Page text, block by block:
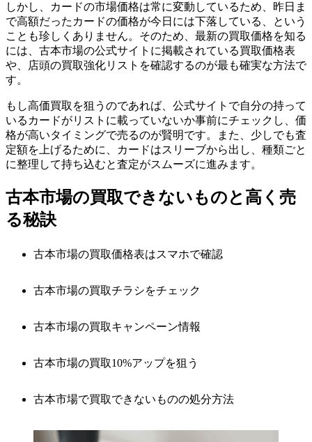
しかし、カードの市場価格は常に変動しているため、昨日ま
で高額だったカードの価格が今日には下落している、という
ことも珍しくありません。そのため、最新の買取価格を知る
には、古本市場の公式サイトに掲載されている買取価格表
や、店頭の買取強化リストを確認するのが最も確実な方法で
す。
もし高価買取を狙うのであれば、公式サイトで自分の持って
いるカードがリストに載っていないか事前にチェックし、価
格が高いタイミングで売るのが賢明です。また、少しでも査
定額を上げるために、カードはスリーブから出し、種類ごと
に整理して持ち込むと査定がスムーズに進みます。
古本市場の買取できないものと高く売
る秘訣
古本市場の買取価格表はスマホで確認
古本市場の買取チラシをチェック
古本市場の買取キャンペーン情報
古本市場の買取10%アップを狙う
古本市場で買取できないものの処分方法